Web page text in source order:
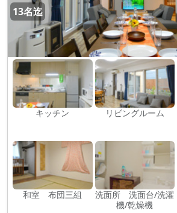
13名迄
キッチン リビングルーム
和室 布団三組
洗面所 洗面台/洗濯
機/乾燥機